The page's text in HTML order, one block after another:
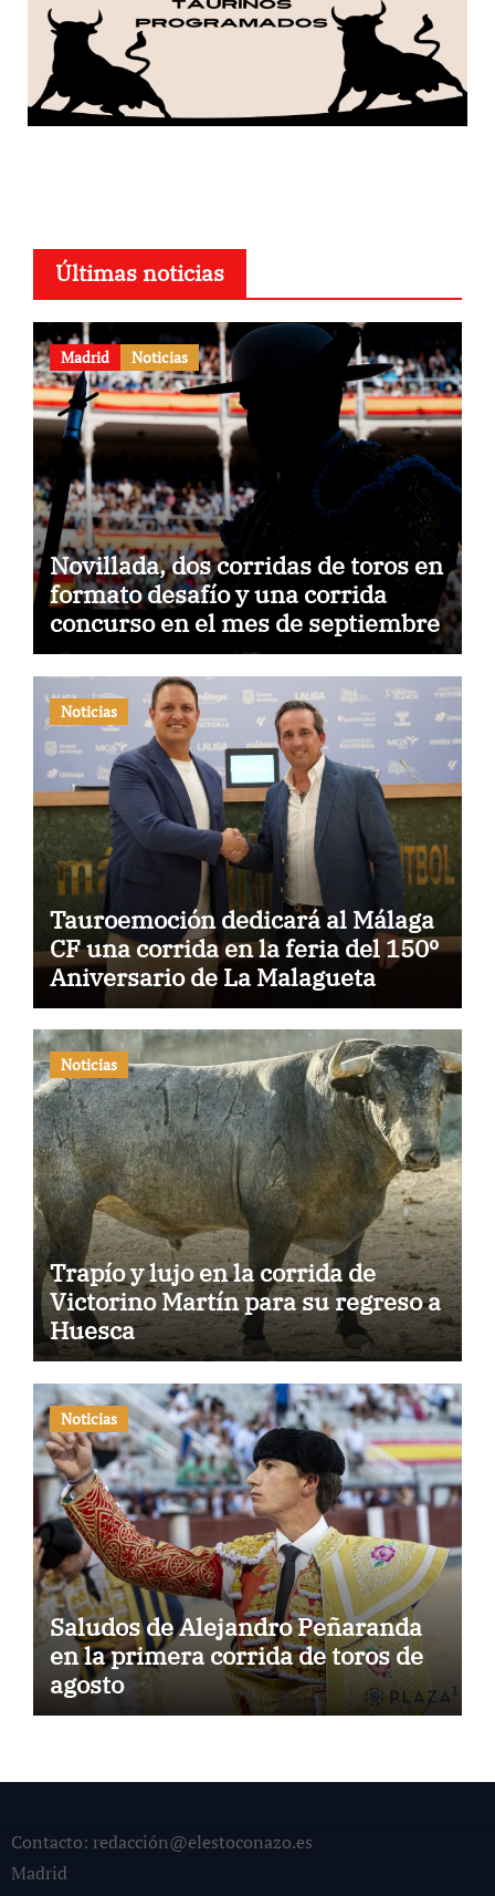
Últimas noticias
Madrid Noticias
Novillada, dos corridas de toros en
formato desafío y una corrida
concurso en el mes de septiembre
Noticias
Tauroemoción dedicará al Málaga
CF una corrida en la feria del 150º
Aniversario de La Malagueta
Noticias
Trapío y lujo en la corrida de
Victorino Martín para su regreso a
Huesca
Noticias
Saludos de Alejandro Peñaranda
en la primera corrida de toros de
agosto
Contacto: redacción@elestoconazo.es
Madrid